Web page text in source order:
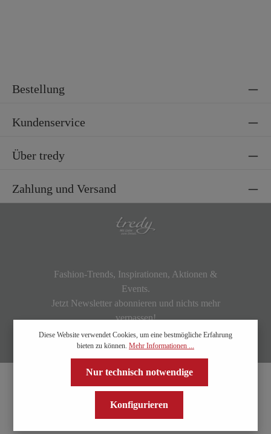
Bestellung
Kundenservice
Über tredy
Zahlung und Versand
Fashion-Trends, Inspirationen, Aktionen &
Events.
Jetzt Newsletter abonnieren und nichts mehr
verpassen!
Diese Website verwendet Cookies, um eine bestmögliche Erfahrung
bieten zu können. Mehr Informationen ...
Nur technisch notwendige
Konfigurieren